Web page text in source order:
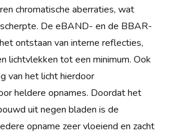
chromatische aberraties, wat
De eBAND- en de BBAR-
ontstaan van interne reflecties,
lichtvlekken tot een minimum. Ook
van het licht hierdoor
heldere opnames. Doordat het
uit negen bladen is de
opname zeer vloeiend en zacht